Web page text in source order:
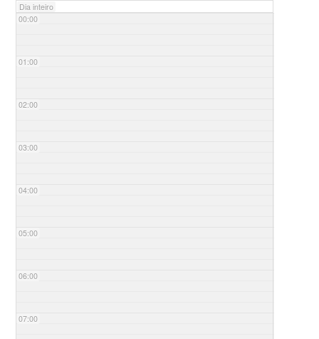
Dia inteiro
00:00
01:00
02:00
03:00
04:00
05:00
06:00
07:00